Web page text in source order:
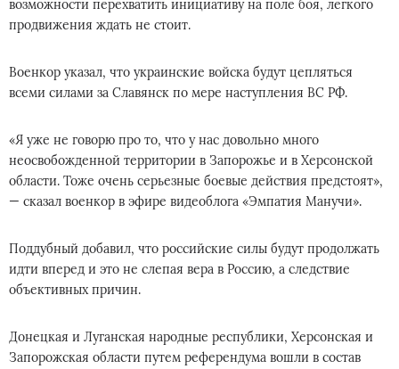
возможности перехватить инициативу на поле боя, легкого
продвижения ждать не стоит.
Военкор указал, что украинские войска будут цепляться
всеми силами за Славянск по мере наступления ВС РФ.
«Я уже не говорю про то, что у нас довольно много
неосвобожденной территории в Запорожье и в Херсонской
области. Тоже очень серьезные боевые действия предстоят»,
— сказал военкор в эфире видеоблога «Эмпатия Манучи».
Поддубный добавил, что российские силы будут продолжать
идти вперед и это не слепая вера в Россию, а следствие
объективных причин.
Донецкая и Луганская народные республики, Херсонская и
Запорожская области путем референдума вошли в состав